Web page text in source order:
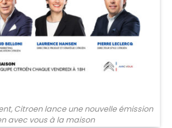
Citroen lance une nouvelle émission
avec vous à la maison